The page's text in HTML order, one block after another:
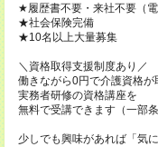
★履歴書不要・来社不要（電
★社会保険完備
★10名以上大量募集
＼資格取得支援制度あり／
働きながら0円で介護資格が
実務者研修の資格講座を
無料で受講できます（一部条
少しでも興味があれば「気